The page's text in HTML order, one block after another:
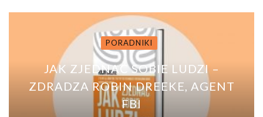
PORADNIKI
JAK ZJEDNAĆ SOBIE LUDZI –
ZDRADZA ROBIN DREEKE, AGENT
FBI